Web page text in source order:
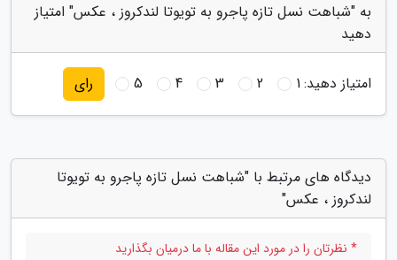
به "شباهت نسل تازه پاجرو به تویوتا لندکروز ، عکس" امتیاز
دهید
امتیاز دهید:1
2
3
4
5 رای
دیدگاه های مرتبط با "شباهت نسل تازه پاجرو به تویوتا
لندکروز ، عکس"
* نظرتان را در مورد این مقاله با ما درمیان بگذارید